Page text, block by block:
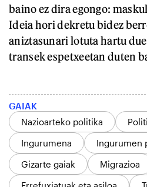
baino ez dira egongo:
Ideia hori dekretu bidez
aniztasunari lotuta hartu
transek espetxeetan duten
GAIAK
Nazioarteko politika
Ingurumena
Ingurumen
Gizarte gaiak
Migrazioa